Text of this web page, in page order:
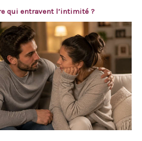
qui entravent l’intimité ?